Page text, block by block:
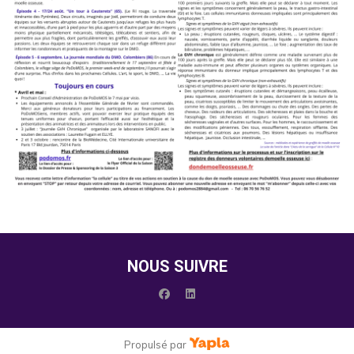
NOUS SUIVRE
facebooklinkedin
Propulsé par